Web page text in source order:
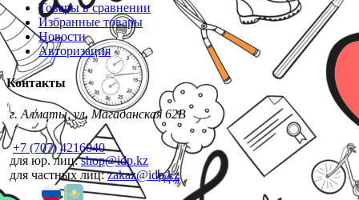
Товары в сравнении
Избранные товары
Новости
Авторизация
Контакты
г. Алматы, ул. Магаданская 62В
+7 (707) 4216040
для юр. лиц:shop@idp.kz
для частных лиц:zakaz@idp.kz